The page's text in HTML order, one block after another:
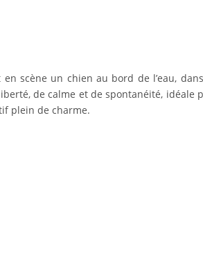
scène un chien au bord de l’eau,
de calme et de spontanéité, idéale
plein de charme.